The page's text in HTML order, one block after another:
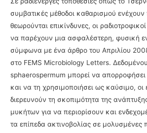
συμβατικές μέθοδοι καθαρισμού ενέχουν
θεωρούνται επικίνδυνες, οι
να παρέχουν μια ασφαλέστερη, φυσική
σύμφωνα με ένα άρθρο του Απριλίου
στο FEMS Microbiology Letters. Δεδομένου
sphaerospermum μπορεί να απορροφήσει
και να τη χρησιμοποιήσει ως καύσιμο, οι
διερευνούν τη σκοπιμότητα της
μυκήτων για να περιορίσουν και
τα επίπεδα ακτινοβολίας σε μολυσμένες